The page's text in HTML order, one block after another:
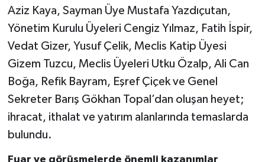
Aziz Kaya, Sayman Üye Mustafa Yazdıçutan,
Yönetim Kurulu Üyeleri Cengiz Yılmaz, Fatih İspir,
Vedat Gizer, Yusuf Çelik, Meclis Katip Üyesi
Gizem Tuzcu, Meclis Üyeleri Utku Özalp, Ali Can
Boğa, Refik Bayram, Eşref Çiçek ve Genel
Sekreter Barış Gökhan Topal’dan oluşan heyet;
ihracat, ithalat ve yatırım alanlarında temaslarda
bulundu.
Fuar ve görüşmelerde önemli kazanımlar